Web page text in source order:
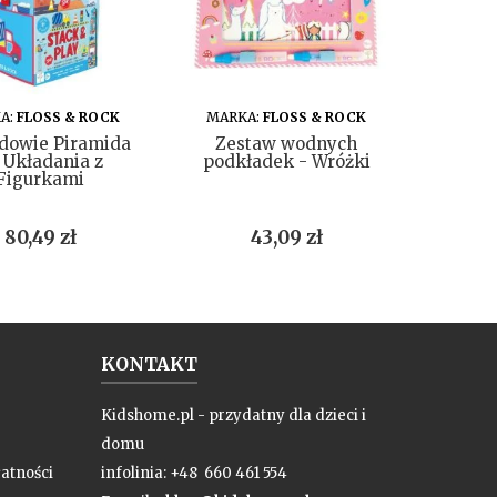
DO KOSZYKA
FLOSS & ROCK
Piramida
z
Cena
80,49 zł
DO KOSZYKA
MARKA: FLOSS & ROCK
Zestaw wodnych
podkładek - Wróżki
Cena
43,09 zł
KONTAKT
Kidshome.pl - przydatny dla dzieci i
domu
infolinia: +48 660 461 554